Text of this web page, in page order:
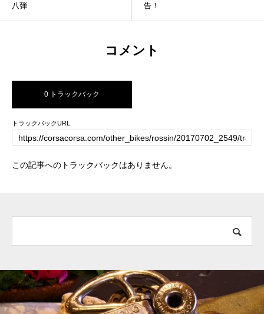
八弾
告！
コメント
0 トラックバック
トラックバックURL
この記事へのトラックバックはありません。